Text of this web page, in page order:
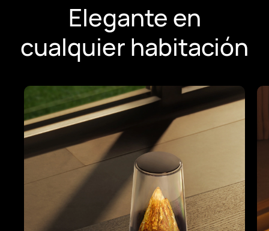
Elegante en
cualquier habitación